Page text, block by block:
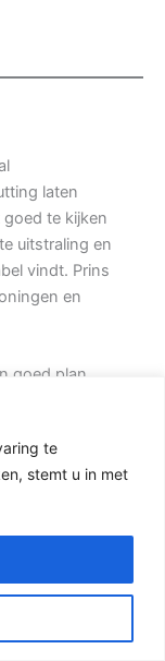
te
stemt u in met
laten
goed te kijken
uitstraling en
vindt. Prins
en
goed plan.
een
vaak een
mee zoals
en gebruik
deze
{Het